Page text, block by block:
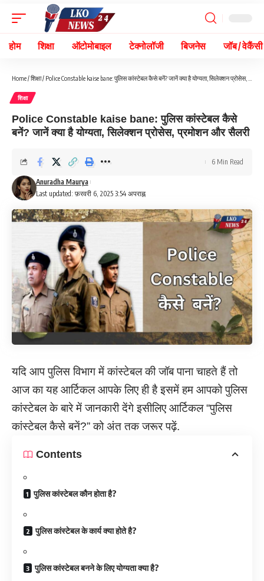
होम शिक्षा ऑटोमोबाइल टेक्नोलॉजी बिजनेस जॉब / वेकैंसी
Home/शिक्षा/ Police Constable kaise bane: पुलिस कांस्टेबल कैसे बनें? जानें क्या है योग्यता, सिलेक्शन प्रोसेस, प्रमोशन और सैलरी
शिक्षा
Police Constable kaise bane: पुलिस कांस्टेबल कैसे
बनें? जानें क्या है योग्यता, सिलेक्शन प्रोसेस, प्रमोशन और सैलरी
Last updated: फ़रवरी 6, 2025 3:54 अपराह्न
Anuradha Maurya
6 Min Read
यदि आप पुलिस विभाग में कांस्टेबल की जॉब पाना चाहते हैं तो
आज का यह आर्टिकल आपके लिए ही है इसमें हम आपको पुलिस
कांस्टेबल के बारे में जानकारी देंगे इसीलिए आर्टिकल “पुलिस
कांस्टेबल कैसे बनें?” को अंत तक जरूर पढ़ें.
Contents
पुलिस कांस्टेबल कौन होता है?
पुलिस कांस्टेबल के कार्य क्या होते है?
पुलिस कांस्टेबल बनने के लिए योग्यता क्या है?